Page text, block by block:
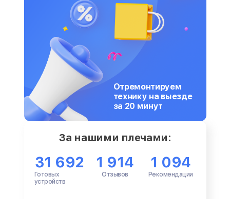
Отремонтируем
технику на выезде
за 20 минут
За нашими плечами:
31 692
Готовых
устройств
1 914
Отзывов
1 094
Рекомендации